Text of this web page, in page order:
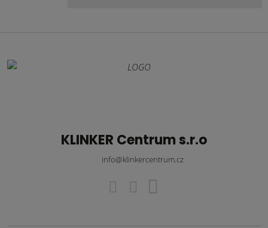
KLINKER Centrum s.r.o
info@klinkercentrum.cz